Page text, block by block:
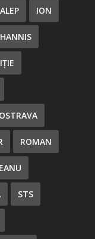
ION
OSTRAVA
ROMAN
STS